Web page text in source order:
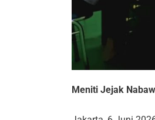
Meniti Jejak